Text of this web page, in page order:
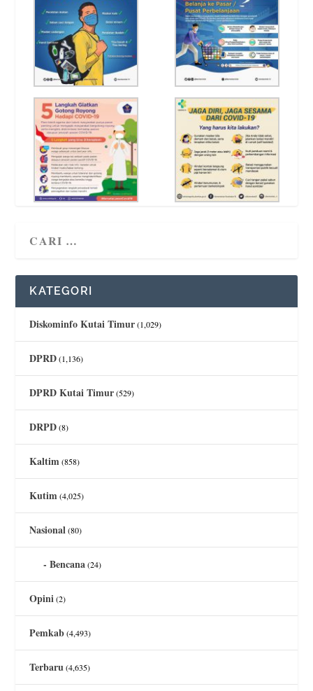
KATEGORI
Diskominfo Kutai Timur(1,029)
DPRD(1,136)
DPRD Kutai Timur(529)
DRPD(8)
Kaltim(858)
Kutim(4,025)
Nasional(80)
Bencana(24)
Opini(2)
Pemkab(4,493)
Terbaru(4,635)